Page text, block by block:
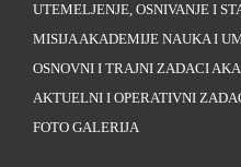
UTEMELJENJE, OSNIVANJE I
MISIJA AKADEMIJE NAUKA I
OSNOVNI I TRAJNI ZADACI
AKTUELNI I OPERATIVNI
FOTO GALERIJA